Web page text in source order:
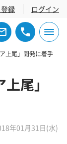
録 ログイン
上尾」開発に着手
尾」
年01月31日(水)